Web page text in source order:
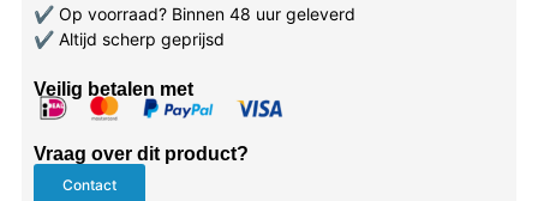
✔Op voorraad? Binnen 48 uur geleverd
✔Altijd scherp geprijsd
Veilig betalen met
Vraag over dit product?
Contact